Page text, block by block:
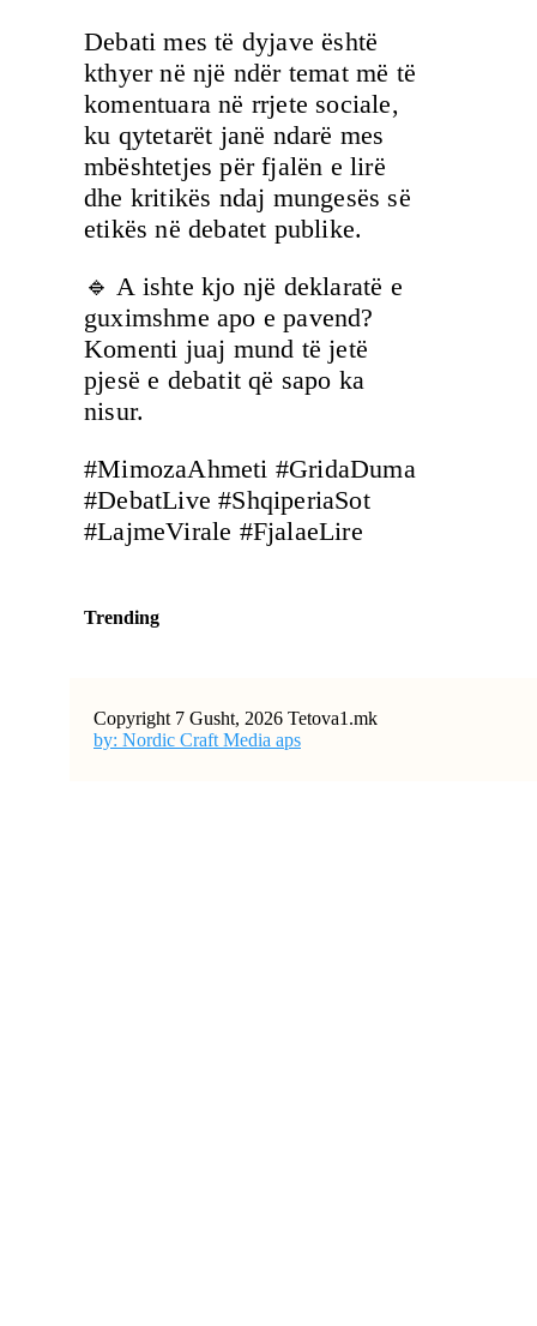
Debati mes të dyjave është
kthyer në një ndër temat më të
komentuara në rrjete sociale,
ku qytetarët janë ndarë mes
mbështetjes për fjalën e lirë
dhe kritikës ndaj mungesës së
etikës në debatet publike.
🔹 A ishte kjo një deklaratë e
guximshme apo e pavend?
Komenti juaj mund të jetë
pjesë e debatit që sapo ka
nisur.
#MimozaAhmeti #GridaDuma
#DebatLive #ShqiperiaSot
#LajmeVirale #FjalaeLire
Trending
Copyright 7 Gusht, 2026 Tetova1.mk
by: Nordic Craft Media aps